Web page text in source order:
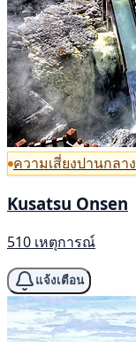
ความเสี่ยงปานกลาง
Kusatsu Onsen
510 เหตุการณ์
แจ้งเตือน